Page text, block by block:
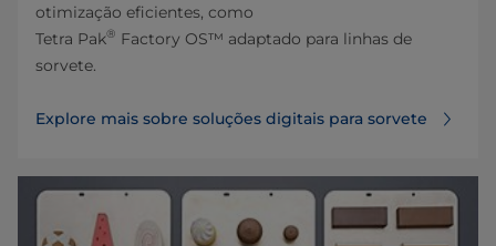
otimização eficientes, como
Tetra Pak® Factory OS™ adaptado para linhas de
sorvete.
Explore mais sobre soluções digitais para sorvete